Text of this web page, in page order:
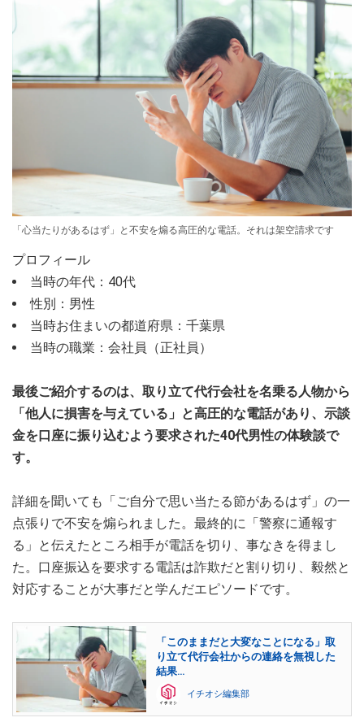
「心当たりがあるはず」と不安を煽る高圧的な電話。それは架空請求です
プロフィール
当時の年代：40代
性別：男性
当時お住まいの都道府県：千葉県
当時の職業：会社員（正社員）
最後ご紹介するのは、取り立て代行会社を名乗る人物から
「他人に損害を与えている」と高圧的な電話があり、示談
金を口座に振り込むよう要求された40代男性の体験談で
す。
詳細を聞いても「ご自分で思い当たる節があるはず」の一
点張りで不安を煽られました。最終的に「警察に通報す
る」と伝えたところ相手が電話を切り、事なきを得まし
た。口座振込を要求する電話は詐欺だと割り切り、毅然と
対応することが大事だと学んだエピソードです。
「このままだと大変なことになる」取
り立て代行会社からの連絡を無視した
結果…
イチオシ編集部